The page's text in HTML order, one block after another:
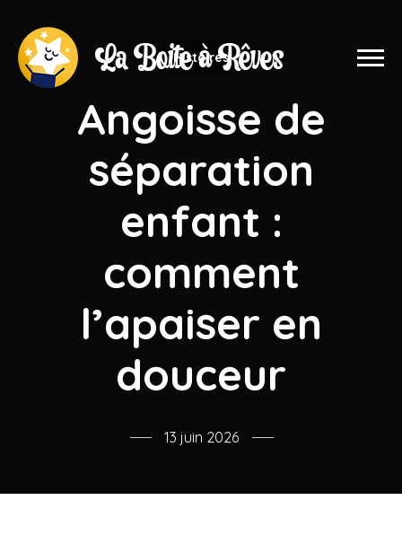
Histoires
Angoisse de
séparation
enfant :
comment
l’apaiser en
douceur
13 juin 2026